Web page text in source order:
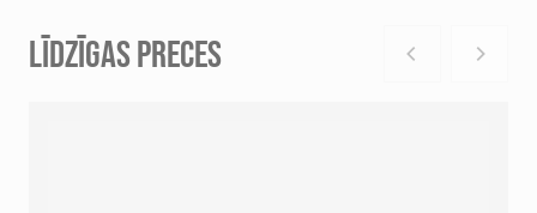
LĪDZĪGAS PRECES